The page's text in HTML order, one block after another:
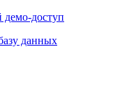
демо-доступ
данных